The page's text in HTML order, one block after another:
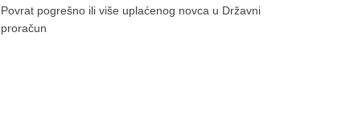
Povrat pogrešno ili više uplaćenog novca u Državni
proračun